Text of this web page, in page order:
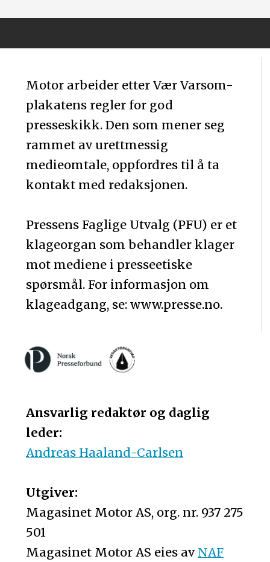
Motor arbeider etter Vær Varsom-
plakatens regler for god
presseskikk. Den som mener seg
rammet av urettmessig
medieomtale, oppfordres til å ta
kontakt med redaksjonen.
Pressens Faglige Utvalg (PFU) er et
klageorgan som behandler klager
mot mediene i presseetiske
spørsmål. For informasjon om
klageadgang, se: www.presse.no.
Ansvarlig redaktør og daglig
leder:
Andreas Haaland-Carlsen
Utgiver:
Magasinet Motor AS, org. nr. 937 275
501
Magasinet Motor AS eies av NAF